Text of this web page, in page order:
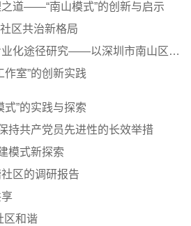
道——“南山模式”的创新与启示
区共治新格局
化途径研究——以深圳市南山区为例
作室”的创新实践
式”的实践与探索
持共产党员先进性的长效举措
模式新探索
区的调研报告
区和谐